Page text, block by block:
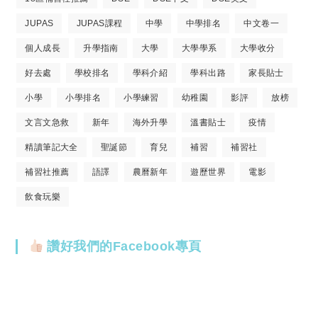
JUPAS JUPAS課程 中學 中學排名 中文卷一
個人成長 升學指南 大學 大學學系 大學收分
好去處 學校排名 學科介紹 學科出路 家長貼士
小學 小學排名 小學練習 幼稚園 影評 放榜
文言文急救 新年 海外升學 溫書貼士 疫情
精讀筆記大全 聖誕節 育兒 補習 補習社
補習社推薦 語譯 農曆新年 遊歷世界 電影
飲食玩樂
讚好我們的Facebook專頁